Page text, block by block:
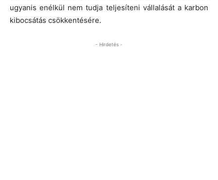
ugyanis enélkül nem tudja teljesíteni vállalását a karbon
kibocsátás csökkentésére.
- Hirdetés -